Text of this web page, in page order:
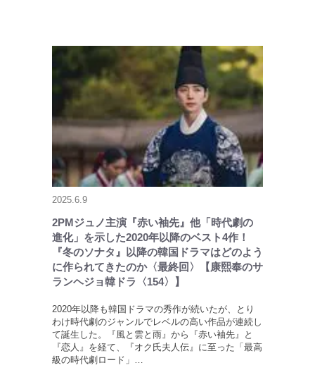
2025.6.9
2PMジュノ主演『赤い袖先』他「時代劇の
進化」を示した2020年以降のベスト4作！
『冬のソナタ』以降の韓国ドラマはどのよう
に作られてきたのか〈最終回〉【康熙奉のサ
ランヘジョ韓ドラ〈154〉】
2020年以降も韓国ドラマの秀作が続いたが、とり
わけ時代劇のジャンルでレベルの高い作品が連続し
て誕生した。『風と雲と雨』から『赤い袖先』と
『恋人』を経て、『オク氏夫人伝』に至った「最高
級の時代劇ロード」…